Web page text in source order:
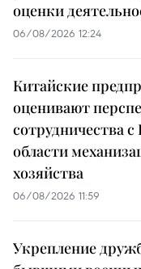
оценки
06/08/2026 12:24
Китайские
оценивают
сотрудничества
области
хозяйства
06/08/2026 11:59
Укрепление